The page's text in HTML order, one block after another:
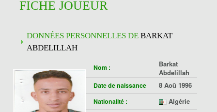
FICHE JOUEUR
DONNÉES PERSONNELLES DE BARKAT
ABDELILLAH
Nom :
Barkat
Abdelillah
Date de naissance 8 Aoû 1996
Nationalité : Algérie